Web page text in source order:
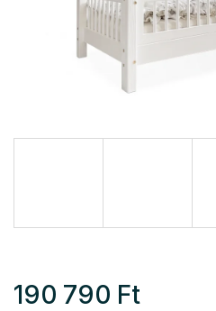
190 790 Ft